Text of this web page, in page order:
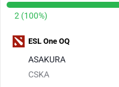
2 (100%)
ASAKURA
CSKA
ESL One OQ